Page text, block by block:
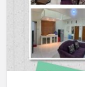
surabaya